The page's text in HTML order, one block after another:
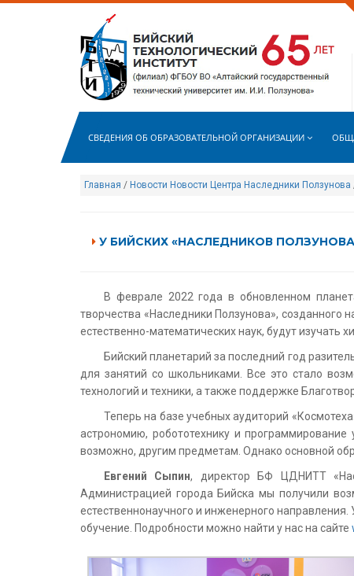
СВЕДЕНИЯ ОБ ОБРАЗОВАТЕЛЬНОЙ ОРГАНИЗАЦИИ
Главная / Новости Новости Центра Наследники Ползунова
У БИЙСКИХ «НАСЛЕДНИКОВ
В феврале 2022 года в обновленном
творчества «Наследники Ползунова»,
естественно-математических наук, будут изучать
Бийский планетарий за последний год
для занятий со школьниками. Все это стало
технологий и техники, а также поддержке
Теперь на базе учебных аудиторий
астрономию, робототехнику и
возможно, другим предметам. Однако основной
Евгений Сыпин, директор БФ ЦДНИТТ
Администрацией города Бийска мы получили
естественнонаучного и инженерного
обучение. Подробности можно найти у нас на сайте